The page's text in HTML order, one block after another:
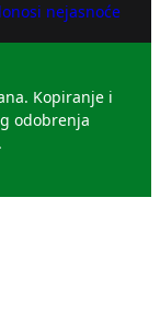
nejasnoće
Kopiranje i
odobrenja